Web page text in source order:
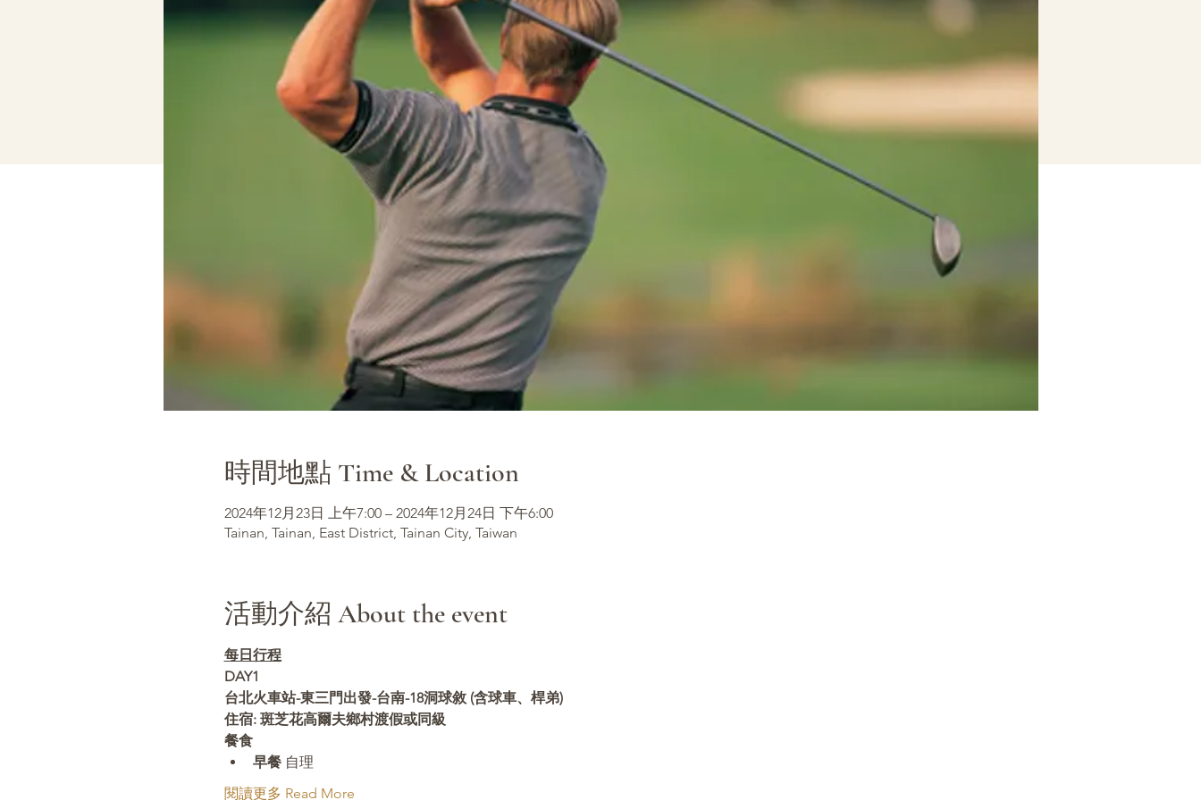
時間地點 Time & Location
2024年12月23日 上午7:00 – 2024年12月24日 下午6:00
Tainan, Tainan, East District, Tainan City, Taiwan
活動介紹 About the event
每日行程
DAY1
台北火車站-東三門出發-台南-18洞球敘 (含球車、桿弟)
住宿: 斑芝花高爾夫鄉村渡假或同級
餐食
早餐 自理
閱讀更多 Read More